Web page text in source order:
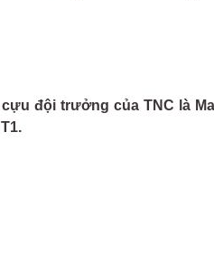
đội trưởng của TNC là